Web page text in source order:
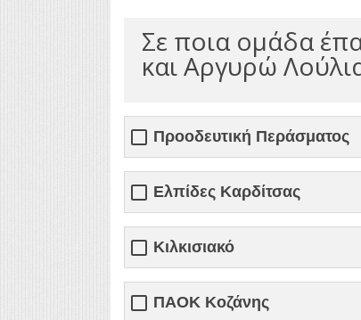
Σε ποια ομάδα
και Αργυρώ
Προοδευτική Περάσματος
Ελπίδες Καρδίτσας
Κιλκισιακό
ΠΑΟΚ Κοζάνης